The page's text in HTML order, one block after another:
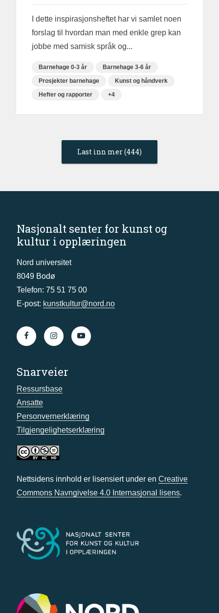
I dette inspirasjonsheftet har vi samlet noen
forslag til hvordan man med enkle grep kan
jobbe med samisk språk og...
Barnehage 0-3 år
Barnehage 3-6 år
Prosjekter barnehage
Kunst og håndverk
Hefter og rapporter
+4
Last inn mer (444)
Nasjonalt senter for kunst og
kultur i opplæringen
Nord universitet
8049 Bodø
Telefon: 75 51 75 00
E-post: kunstkultur@nord.no
Snarveier
Ressursbase
Ansatte
Personvernerklæring
Tilgjengelighetserklæring
Nettsidens innhold er lisensiert under en Creative
Commons Navngivelse 4.0 Internasjonal lisens.